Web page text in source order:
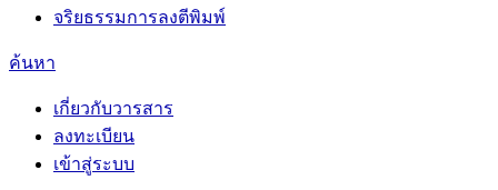
จริยธรรมการลงตีพิมพ์
ค้นหา
เกี่ยวกับวารสาร
ลงทะเบียน
เข้าสู่ระบบ